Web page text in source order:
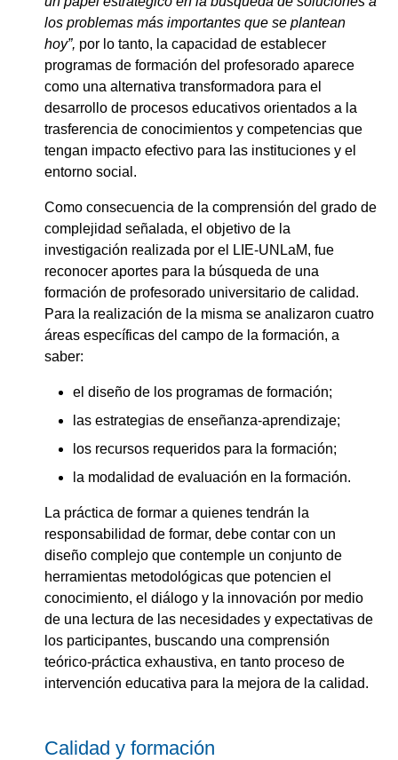
los problemas más importantes que se plantean
hoy”, por lo tanto, la capacidad de establecer
programas de formación del profesorado aparece
como una alternativa transformadora para el
desarrollo de procesos educativos orientados a la
trasferencia de conocimientos y competencias que
tengan impacto efectivo para las instituciones y el
entorno social.
Como consecuencia de la comprensión del grado de
complejidad señalada, el objetivo de la
investigación realizada por el LIE-UNLaM, fue
reconocer aportes para la búsqueda de una
formación de profesorado universitario de calidad.
Para la realización de la misma se analizaron cuatro
áreas específicas del campo de la formación, a
saber:
el diseño de los programas de formación;
las estrategias de enseñanza-aprendizaje;
los recursos requeridos para la formación;
la modalidad de evaluación en la formación.
La práctica de formar a quienes tendrán la
responsabilidad de formar, debe contar con un
diseño complejo que contemple un conjunto de
herramientas metodológicas que potencien el
conocimiento, el diálogo y la innovación por medio
de una lectura de las necesidades y expectativas de
los participantes, buscando una comprensión
teórico-práctica exhaustiva, en tanto proceso de
intervención educativa para la mejora de la calidad.
Calidad y formación